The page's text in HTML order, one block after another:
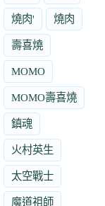
燒肉' 燒肉
壽喜燒
MOMO
MOMO壽喜燒
鎮魂
火村英生
太空戰士
魔道祖師